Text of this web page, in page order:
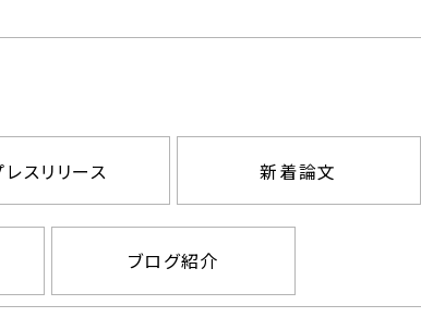
レスリリース 新着論文
ブログ紹介